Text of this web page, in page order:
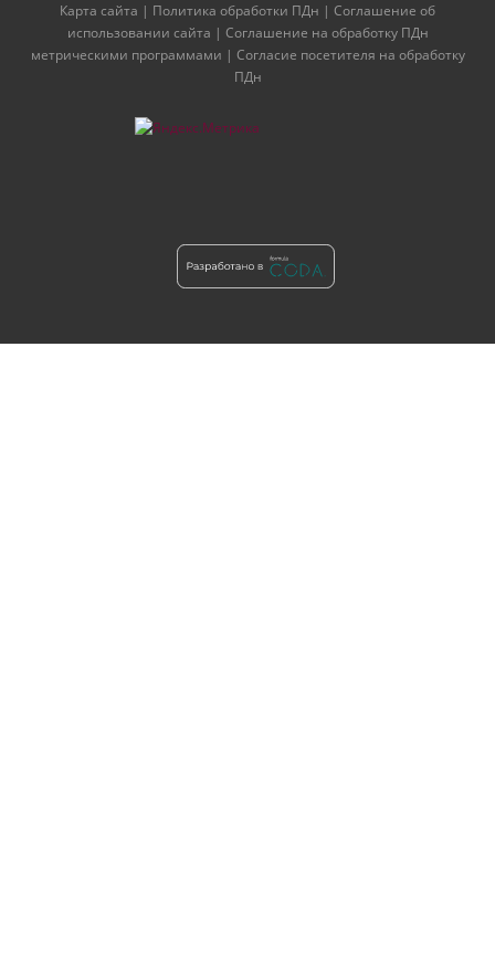
Карта сайта | Политика обработки ПДн | Соглашение об
использовании сайта | Соглашение на обработку ПДн
метрическими программами | Согласие посетителя на обработку
ПДн